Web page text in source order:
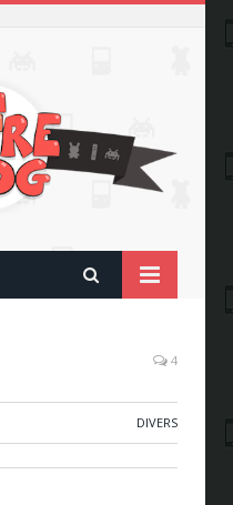
4
DIVERS